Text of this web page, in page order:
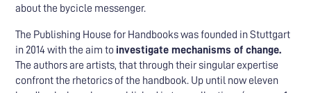
about the bycicle messenger.
The Publishing House for Handbooks was founded in Stuttgart
in 2014 with the aim to investigate mechanisms of change.
The authors are artists, that through their singular expertise
confront the rhetorics of the handbook. Up until now eleven